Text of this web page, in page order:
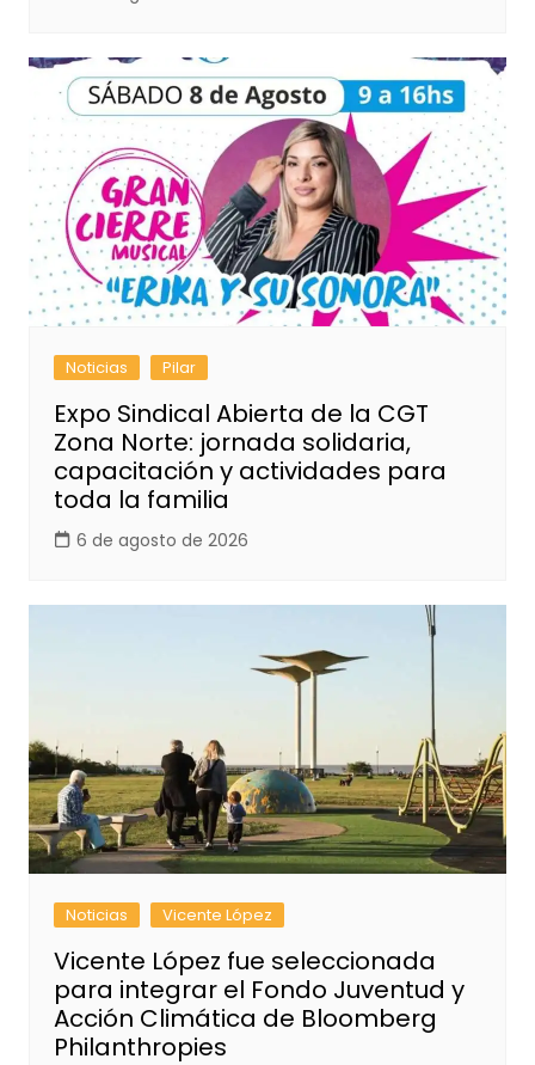
Noticias Pilar
Expo Sindical Abierta de la CGT
Zona Norte: jornada solidaria,
capacitación y actividades para
toda la familia
6 de agosto de 2026
Noticias Vicente López
Vicente López fue seleccionada
para integrar el Fondo Juventud y
Acción Climática de Bloomberg
Philanthropies